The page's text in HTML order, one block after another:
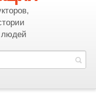
людей